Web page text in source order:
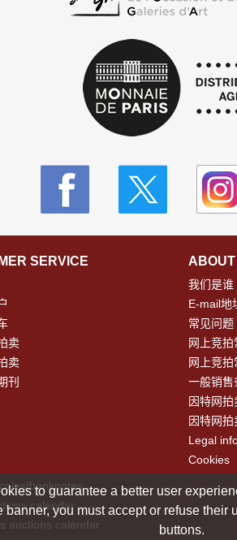
SERVICE
卖
卖
刊
banknotes
calendar
auctions calendar
我们是谁
E-mail地
常见问题
网上竞
网上竞
一般销售
因特网拍
因特网拍
Legal
Cookies
to guarantee a better user
banner, you must accept or refuse
buttons.